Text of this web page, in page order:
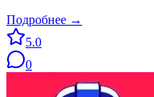
Подробнее →
5.0
0